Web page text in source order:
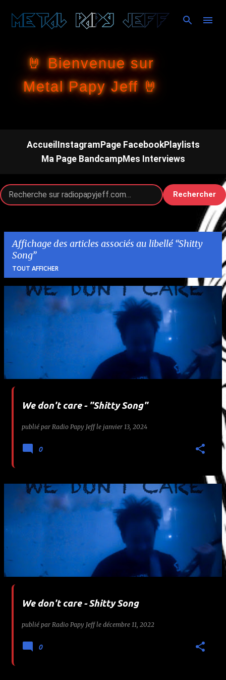
Accéder au contenu principal
🤘 Bienvenue sur
Metal Papy Jeff 🤘
Accueil InstagramPage FacebookPlaylists
Ma Page BandcampMes Interviews
Rechercher
Affichage des articles associés au libellé Shitty
Song
TOUT AFFICHER
c
We don't care - "Shitty Song"
publié par Radio Papy Jeff le janvier 13, 2024
0
We don't care - Shitty Song
publié par Radio Papy Jeff le décembre 11, 2022
0